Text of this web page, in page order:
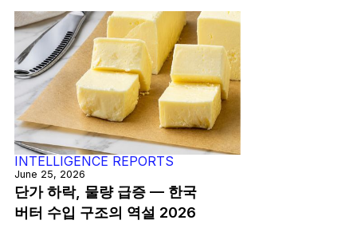
INTELLIGENCE REPORTS
June 25, 2026
단가 하락, 물량 급증 — 한국
버터 수입 구조의 역설 2026